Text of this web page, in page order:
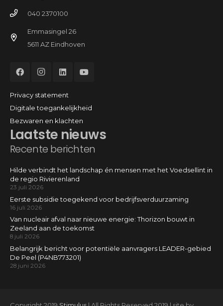
Laatste nieuws
Recente berichten
Hilde verbindt het landschap én mensen met het Voedsellint in
de regio Rivierenland
23 juli 2026
Eerste subsidie toegekend voor bedrijfsverduurzaming
16 juli 2026
Van nucleair afval naar nieuwe energie: Thorizon bouwt in
Zeeland aan de toekomst
8 juli 2026
Belangrijk bericht voor potentiële aanvragers LEADER-gebied
De Peel (P4NB773201)
28 juni 2026
040 2370100
Emmasingel 26
5611 AZ Eindhoven
Privacy statement
Digitale toegankelijkheid
Bezwaren en klachten